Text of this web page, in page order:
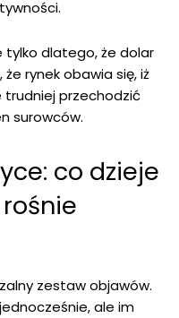
tylko dlatego, że dolar
rynek obawia się, iż
przechodzić
surowców.
co dzieje
zestaw objawów.
ale im